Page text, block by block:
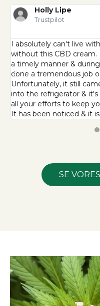
Holly Lipe
Trustpilot
I absolutely can't live
without this CBD cream.
a timely manner &
done a tremendous job
Unfortunately, it still
into the refrigerator & it's
all your efforts to keep
It has been noticed & it
SE